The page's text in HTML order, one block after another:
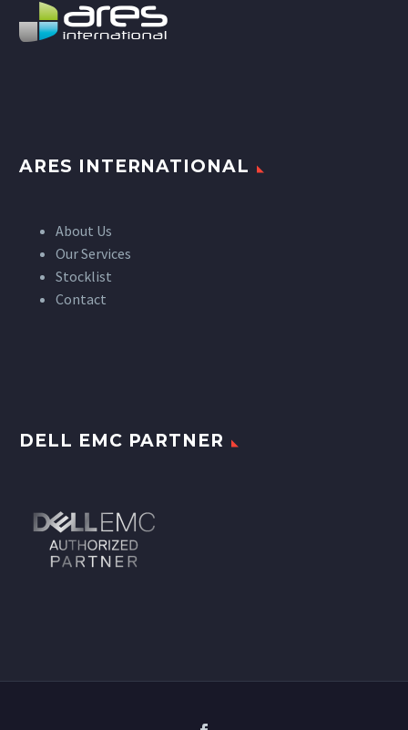
ARES INTERNATIONAL
About Us
Our Services
Stocklist
Contact
DELL EMC PARTNER